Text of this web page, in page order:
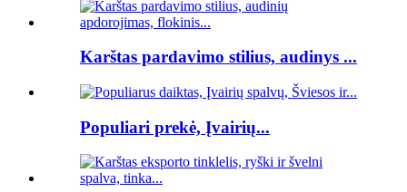
Karštas pardavimo stilius, audinys ...
Populiari prekė, Įvairių...